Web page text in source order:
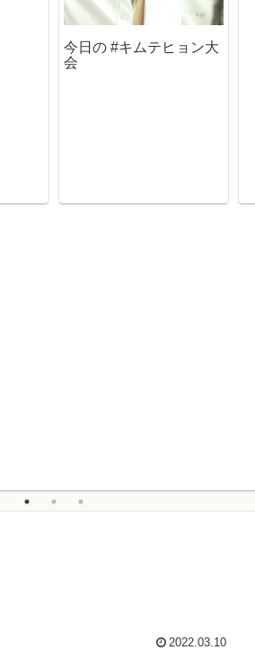
今日の #キムテヒョン大
会
2022.03.10